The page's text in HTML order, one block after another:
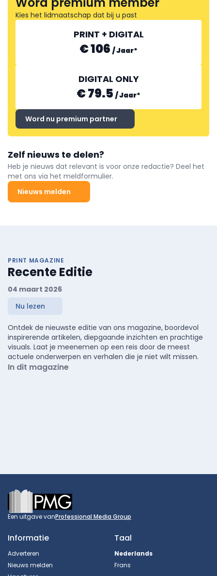
Kies het lidmaatschap dat bij u past
PRINT + DIGITAL
€ 106 /Jaar*
DIGITAL ONLY
€ 79.5 /Jaar*
Word nu premium partner
Zelf nieuws te delen?
Heb je nieuws dat relevant is voor onze redactie? Deel het
met ons via het meldformulier.
Nieuws melden
PRINT MAGAZINE
Recente Editie
04 maart 2026
Nu lezen
Ontdek de nieuwste editie van ons magazine, boordevol
inspirerende artikelen, diepgaande inzichten en prachtige
visuals. Laat je meenemen op een reis door de meest
actuele onderwerpen en verhalen die je niet wilt missen.
In dit magazine
Footer
Een uitgave vanProfessional Media Group
Informatie
Adverteren
Nieuws melden
Taal
Nederlands
Frans